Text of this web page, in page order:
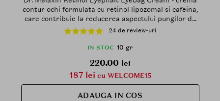
contur ochi formulata cu retinol lipozomal si cafeina,
care contribuie la reducerea aspectului pungilor de
sub ochi si la diminuarea liniilor fine - 10 gr
24 de review-uri
IN STOC 10 gr
220.00 lei
187 lei cu WELCOME15
ADAUGA IN COS